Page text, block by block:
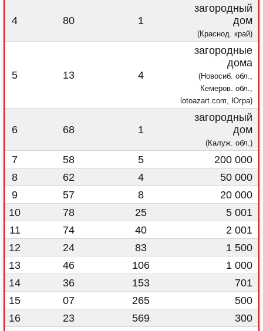
4 80 1
загородный
дом
(Краснод. край)
5 13 4
загородные
дома
(Новосиб. обл.,
Кемеров. обл.,
lotoazart.com, Югра)
6 68 1
загородный
дом
(Калуж. обл.)
7 58 5
200 000
8
62 4
50 000
9
57 8
20 000
10
78 25
5 001
11
74 40
2 001
12
24 83
1 500
13
46 106
1 000
14
36 153
701
15
07 265
500
16
23 569
300